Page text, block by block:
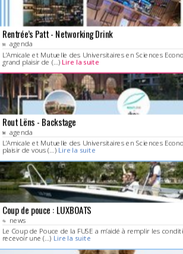
Rentrée’s Patt - Networking Drink
agenda
L’Amicale et Mutuelle des Universitaires en Sciences
grand plaisir de (…) Lire la suite
Rout Lëns - Backstage
agenda
L’Amicale et Mutuelle des Universitaires en Sciences
plaisir de vous (…) Lire la suite
Coup de pouce : LUXBOATS
news
Le Coup de Pouce de la FUSE a m’aidé à remplir les
recevoir une (…) Lire la suite